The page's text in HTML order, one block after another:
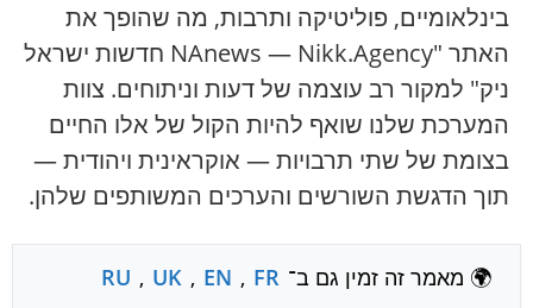
בינלאומיים, פוליטיקה ותרבות, מה שהופך את
האתר "NAnews — Nikk.Agency חדשות ישראל
ניק" למקור רב עוצמה של דעות וניתוחים. צוות
המערכת שלנו שואף להיות הקול של אלו החיים
בצומת של שתי תרבויות — אוקראינית ויהודית —
תוך הדגשת השורשים והערכים המשותפים שלהן.
🌍 מאמר זה זמין גם ב־ RU , UK , EN , FR